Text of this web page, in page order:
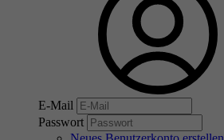
E-Mail
Passwort